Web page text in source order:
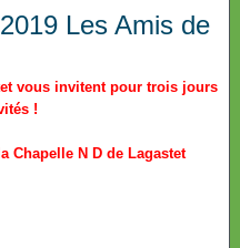
Les Amis de
vous invitent pour trois jours
!
Chapelle N D de Lagastet